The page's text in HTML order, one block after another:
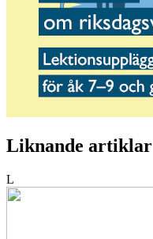
Liknande artiklar
L